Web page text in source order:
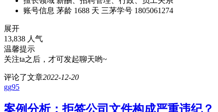
账号信息 茅龄 1688 天 三茅学号 1805061274
展开
13,838 人气
温馨提示
关注ta之后，才可发起聊天哟~
评论了文章2022-12-20
gg95
案例分析：拒签公司文件构成严重违纪？